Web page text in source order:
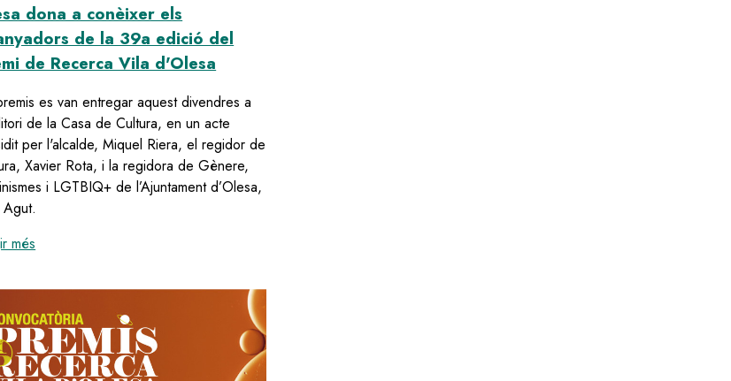
els treballs a la 40a edició dels Premis de Recerca Vila d'Olesa
dona a conèixer els
de la 39a edició del
de Recerca Vila d'Olesa
es van entregar aquest divendres a
de la Casa de Cultura, en un acte
per l'alcalde, Miquel Riera, el regidor de
Xavier Rota, i la regidora de Gènere,
i LGTBIQ+ de l’Ajuntament d’Olesa,
més